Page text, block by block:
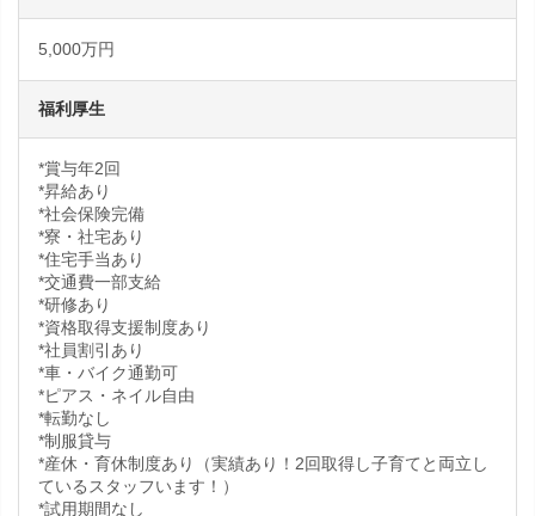
5,000万円
福利厚生
*賞与年2回
*昇給あり
*社会保険完備
*寮・社宅あり
*住宅手当あり
*交通費一部支給
*研修あり
*資格取得支援制度あり
*社員割引あり
*車・バイク通勤可
*ピアス・ネイル自由
*転勤なし
*制服貸与
*産休・育休制度あり（実績あり！2回取得し子育てと両立し
ているスタッフいます！）
*試用期間なし